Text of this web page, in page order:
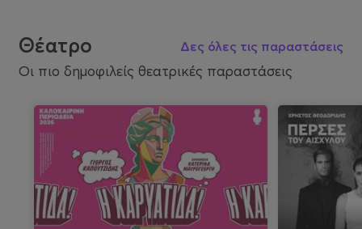
Θέατρο Δες όλες τις παραστάσεις
Οι πιο δημοφιλείς θεατρικές παραστάσεις